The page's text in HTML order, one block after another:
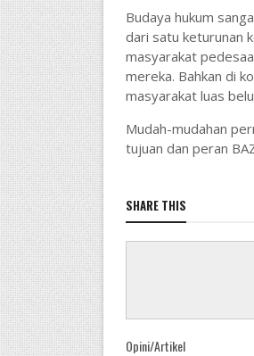
Budaya hukum
dari satu keturunan
masyarakat
mereka. Bahkan di
masyarakat luas
Mudah-mudahan
tujuan dan peran
SHARE THIS
Opini/Artikel